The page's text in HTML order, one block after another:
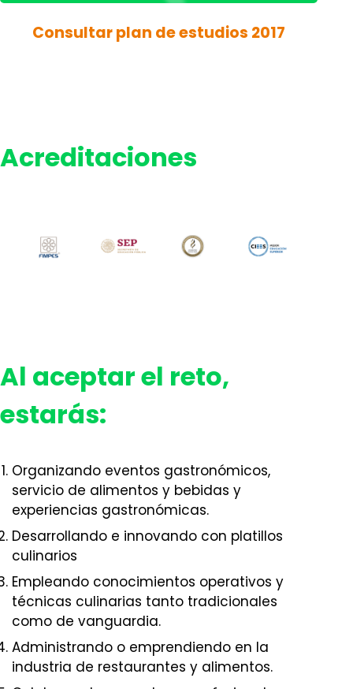
Consultar plan de estudios 2017
Acreditaciones
Al aceptar el reto,
estarás:
Organizando eventos gastronómicos,
servicio de alimentos y bebidas y
experiencias gastronómicas.
Desarrollando e innovando con platillos
culinarios
Empleando conocimientos operativos y
técnicas culinarias tanto tradicionales
como de vanguardia.
Administrando o emprendiendo en la
industria de restaurantes y alimentos.